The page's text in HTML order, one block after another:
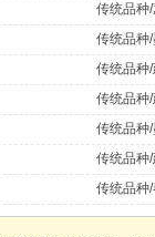
传统品种
传统品种
传统品种
传统品种
传统品种
传统品种
传统品种